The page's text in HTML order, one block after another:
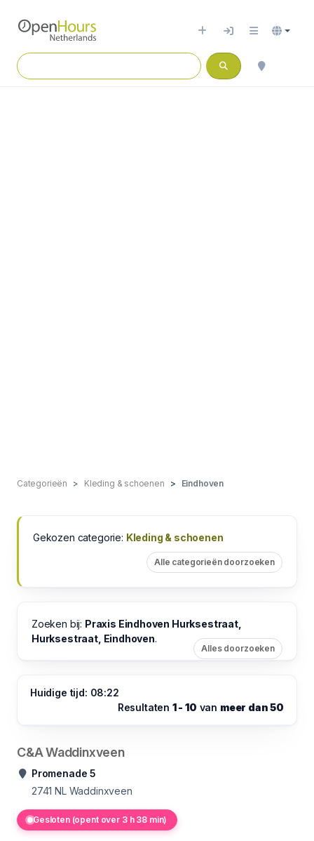
Categorieën Kleding & schoenen Eindhoven
Gekozen categorie: Kleding & schoenen
Alle categorieën doorzoeken
Zoeken bij: Praxis Eindhoven Hurksestraat,
Hurksestraat, Eindhoven.
Alles doorzoeken
Huidige tijd: 08:22
Resultaten 1 - 10 van meer dan 50
C&A Waddinxveen
Promenade 5
2741 NL Waddinxveen
Gesloten (opent over 3 h 38 min)